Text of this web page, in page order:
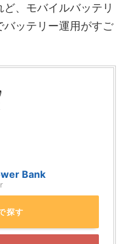
、モバイルバッテリ
ッテリー運用がすご
Bank
探す